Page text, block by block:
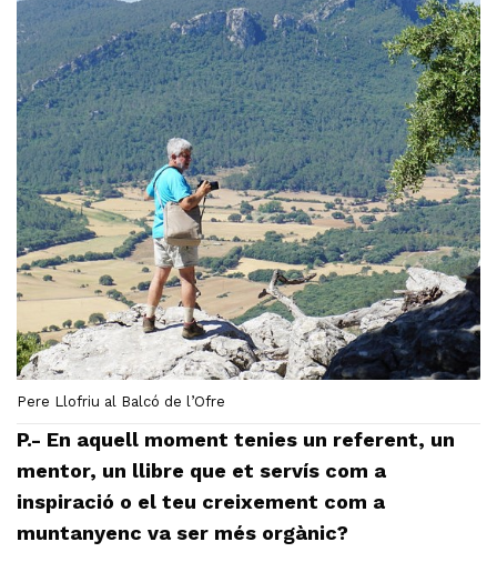
Pere Llofriu al Balcó de l’Ofre
P.- En aquell moment tenies un referent, un
mentor, un llibre que et servís com a
inspiració o el teu creixement com a
muntanyenc va ser més orgànic?